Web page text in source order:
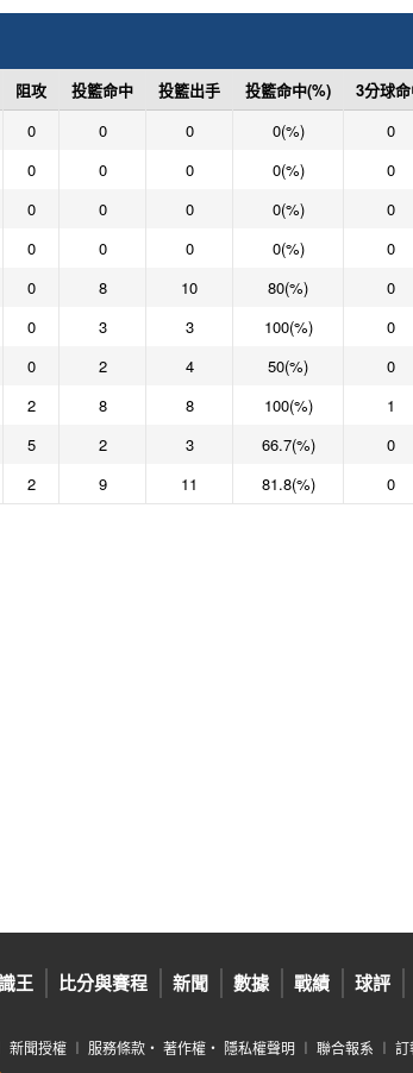
阻攻 投籃命中 投籃出手 投籃命中(%) 3分球
0 0 0 0(%) 0
0 0 0 0(%) 0
0 0 0 0(%) 0
0 0 0 0(%) 0
0 8 10 80(%) 0
0 3 3 100(%) 0
0 2 4 50(%) 0
2 8 8 100(%) 1
5 2 3 66.7(%) 0
2 9 11 81.8(%) 0
王 比分與賽程 新聞 數據 戰績 球評
新聞授權 ︱ 服務條款 ‧ 著作權 ‧ 隱私權聲明 ︱ 聯合報系 ︱ 訂